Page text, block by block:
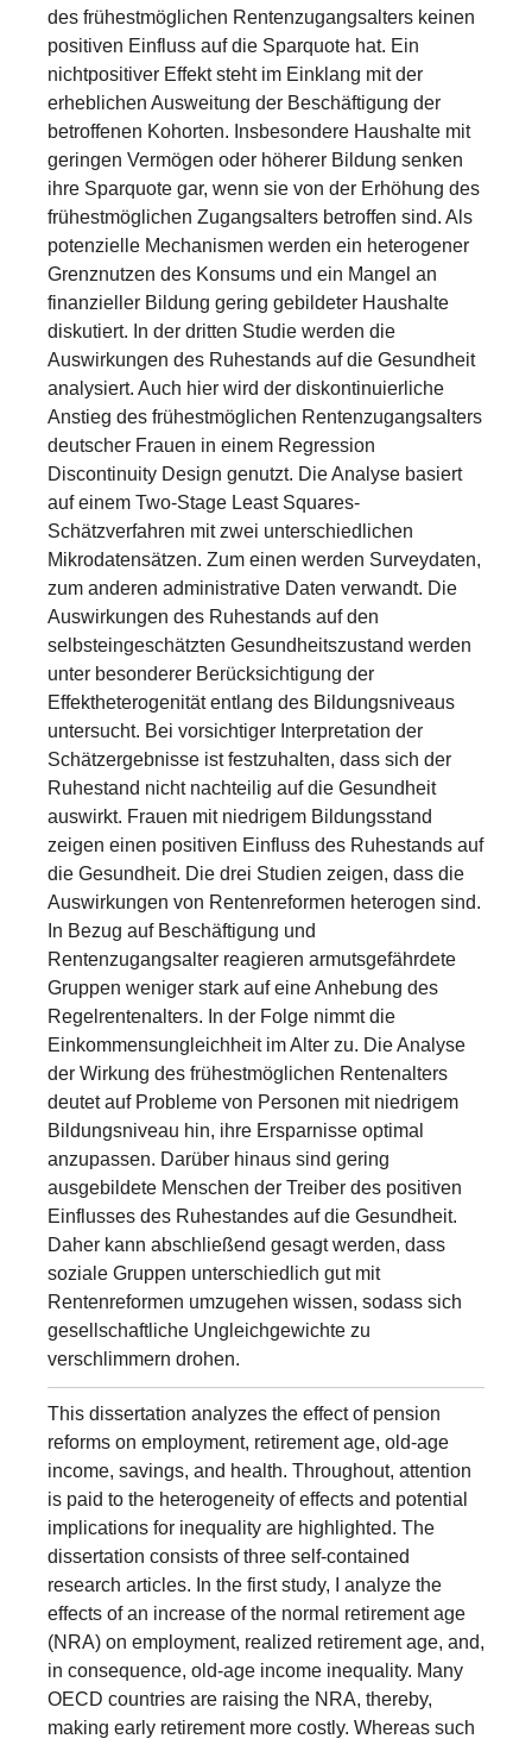
des frühestmöglichen Rentenzugangsalters keinen
positiven Einfluss auf die Sparquote hat. Ein
nichtpositiver Effekt steht im Einklang mit der
erheblichen Ausweitung der Beschäftigung der
betroffenen Kohorten. Insbesondere Haushalte mit
geringen Vermögen oder höherer Bildung senken
ihre Sparquote gar, wenn sie von der Erhöhung des
frühestmöglichen Zugangsalters betroffen sind. Als
potenzielle Mechanismen werden ein heterogener
Grenznutzen des Konsums und ein Mangel an
finanzieller Bildung gering gebildeter Haushalte
diskutiert. In der dritten Studie werden die
Auswirkungen des Ruhestands auf die Gesundheit
analysiert. Auch hier wird der diskontinuierliche
Anstieg des frühestmöglichen Rentenzugangsalters
deutscher Frauen in einem Regression
Discontinuity Design genutzt. Die Analyse basiert
auf einem Two-Stage Least Squares-
Schätzverfahren mit zwei unterschiedlichen
Mikrodatensätzen. Zum einen werden Surveydaten,
zum anderen administrative Daten verwandt. Die
Auswirkungen des Ruhestands auf den
selbsteingeschätzten Gesundheitszustand werden
unter besonderer Berücksichtigung der
Effektheterogenität entlang des Bildungsniveaus
untersucht. Bei vorsichtiger Interpretation der
Schätzergebnisse ist festzuhalten, dass sich der
Ruhestand nicht nachteilig auf die Gesundheit
auswirkt. Frauen mit niedrigem Bildungsstand
zeigen einen positiven Einfluss des Ruhestands auf
die Gesundheit. Die drei Studien zeigen, dass die
Auswirkungen von Rentenreformen heterogen sind.
In Bezug auf Beschäftigung und
Rentenzugangsalter reagieren armutsgefährdete
Gruppen weniger stark auf eine Anhebung des
Regelrentenalters. In der Folge nimmt die
Einkommensungleichheit im Alter zu. Die Analyse
der Wirkung des frühestmöglichen Rentenalters
deutet auf Probleme von Personen mit niedrigem
Bildungsniveau hin, ihre Ersparnisse optimal
anzupassen. Darüber hinaus sind gering
ausgebildete Menschen der Treiber des positiven
Einflusses des Ruhestandes auf die Gesundheit.
Daher kann abschließend gesagt werden, dass
soziale Gruppen unterschiedlich gut mit
Rentenreformen umzugehen wissen, sodass sich
gesellschaftliche Ungleichgewichte zu
verschlimmern drohen.
This dissertation analyzes the effect of pension
reforms on employment, retirement age, old-age
income, savings, and health. Throughout, attention
is paid to the heterogeneity of effects and potential
implications for inequality are highlighted. The
dissertation consists of three self-contained
research articles. In the first study, I analyze the
effects of an increase of the normal retirement age
(NRA) on employment, realized retirement age, and,
in consequence, old-age income inequality. Many
OECD countries are raising the NRA, thereby,
making early retirement more costly. Whereas such